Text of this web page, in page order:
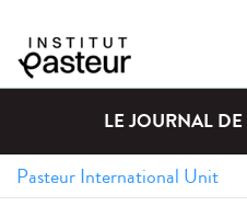
LE JOURNAL